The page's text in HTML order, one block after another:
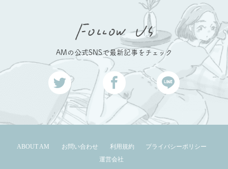
AMの公式SNSで最新記事をチェック
ABOUT AM お問い合わせ 利用規約
プライバシーポリシー
運営会社